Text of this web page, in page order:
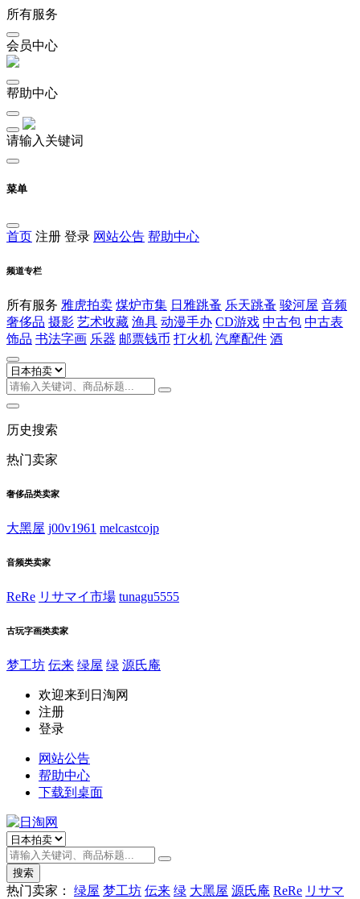
所有服务
会员中心
帮助中心
请输入关键词
菜单
首页 注册 登录 网站公告 帮助中心
频道专栏
所有服务 雅虎拍卖 煤炉市集 日雅跳蚤 乐天跳蚤 骏河屋 音频
奢侈品 摄影 艺术收藏 渔具 动漫手办 CD游戏 中古包 中古表
饰品 书法字画 乐器 邮票钱币 打火机 汽摩配件 酒
历史搜索
热门卖家
奢侈品类卖家
大黑屋 j00v1961 melcastcojp
音频类卖家
ReRe リサマイ市場 tunagu5555
古玩字画类卖家
梦工坊 伝来 绿屋 绿 源氏庵
欢迎来到日淘网
注册
登录
网站公告
帮助中心
下载到桌面
搜索
热门卖家： 绿屋 梦工坊 伝来 绿 大黑屋 源氏庵 ReRe リサマ